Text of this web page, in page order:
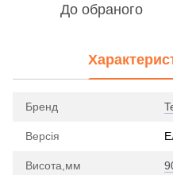
До обраного
Бренд
Версія
Висота,мм